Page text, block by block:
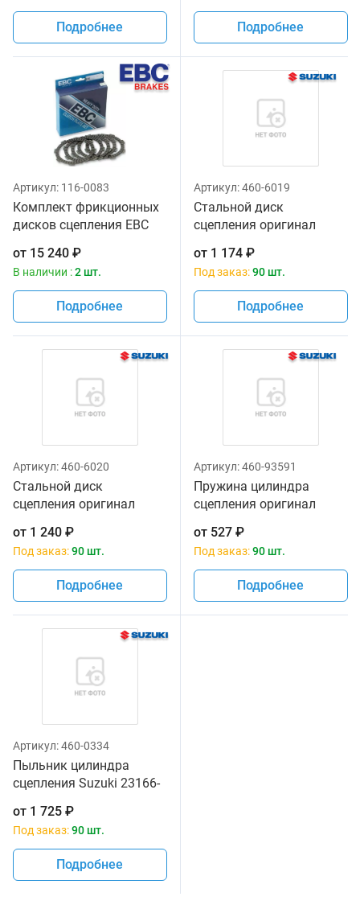
Подробнее Подробнее
Артикул: 116-0083
Комплект фрикционных
дисков сцепления EBC
от 15 240 ₽
В наличии :2 шт.
Подробнее
Артикул:460-6019
Стальной диск
сцепления оригинал
от 1 174₽
Под заказ:90 шт.
Подробнее
Артикул:460-6020
Стальной диск
сцепления оригинал
от 1 240 ₽
Под заказ:90 шт.
Подробнее
Артикул:460-93591
Пружина цилиндра
сцепления оригинал
от 527₽
Под заказ:90 шт.
Подробнее
Артикул:460-0334
Пыльник цилиндра
сцепления Suzuki 23166-
от 1 725 ₽
Под заказ:90 шт.
Подробнее